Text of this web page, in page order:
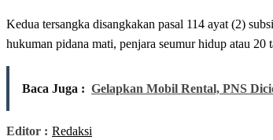
Kedua tersangka disangkakan pasal 114 ayat (2)
hukuman pidana mati, penjara seumur hidup atau 20
Baca Juga : Gelapkan Mobil Rental, PNS
Editor : Redaksi